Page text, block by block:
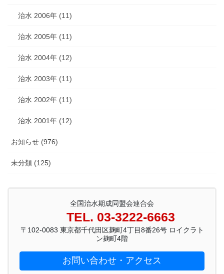
治水 2006年 (11)
治水 2005年 (11)
治水 2004年 (12)
治水 2003年 (11)
治水 2002年 (11)
治水 2001年 (12)
お知らせ (976)
未分類 (125)
全国治水期成同盟会連合会
TEL. 03-3222-6663
〒102-0083 東京都千代田区麹町4丁目8番26号 ロイクラト
ン麹町4階
お問い合わせ・アクセス